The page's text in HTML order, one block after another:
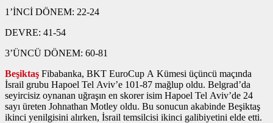
1’İNCİ DÖNEM: 22-24
DEVRE: 41-54
3’ÜNCÜ DÖNEM: 60-81
Beşiktaş Fibabanka, BKT EuroCup A Kümesi üçüncü maçında
İsrail grubu Hapoel Tel Aviv’e 101-87 mağlup oldu. Belgrad’da
seyircisiz oynanan uğraşın en skorer isim Hapoel Tel Aviv’de 24
sayı üreten Johnathan Motley oldu. Bu sonucun akabinde Beşiktaş
ikinci yenilgisini alırken, İsrail temsilcisi ikinci galibiyetini elde etti.